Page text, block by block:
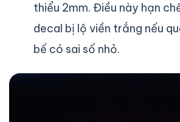
thiểu 2mm. Điều này hạn
decal bị lộ viền trắng nếu
bế có sai số nhỏ.